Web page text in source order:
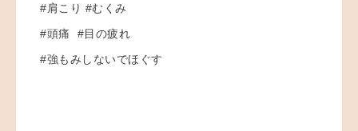
#肩こり #むくみ
#頭痛 #目の疲れ
#強もみしないでほぐす